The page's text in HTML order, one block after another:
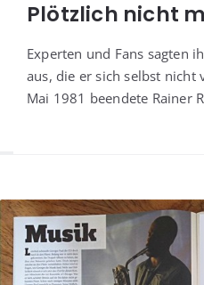
Plötzlich nicht
Exper­ten und Fans sag­ten
aus, die er sich selbst nicht
Mai 1981 been­de­te Rai­ner